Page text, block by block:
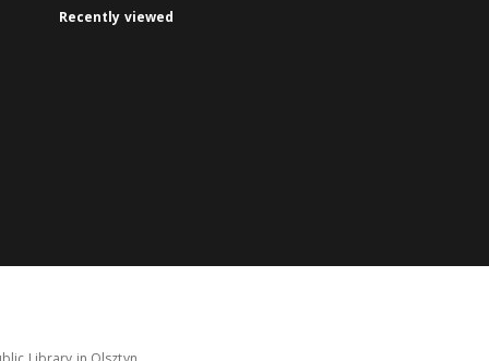
Recently viewed